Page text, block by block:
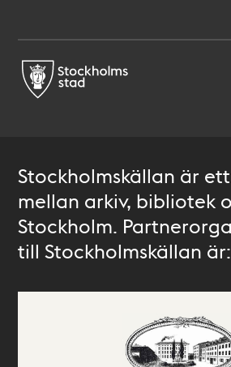
Stockholmskällan är
mellan arkiv, bibliotek
Stockholm.
till Stockholmskällan är: